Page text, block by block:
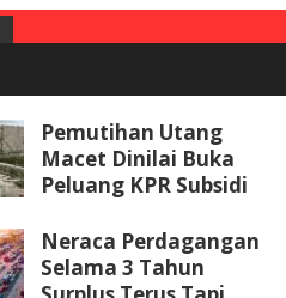
Pemutihan Utang
Macet Dinilai Buka
Peluang KPR Subsidi
Neraca Perdagangan
Selama 3 Tahun